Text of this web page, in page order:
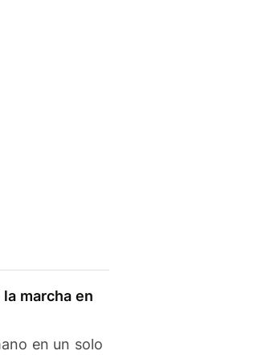
marcha en
en un solo